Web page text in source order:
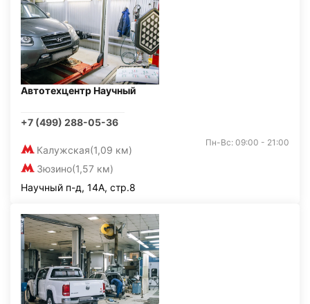
Автотехцентр Научный
+7 (499) 288-05-36
Калужская(1,09 км)
Зюзино(1,57 км)
Пн-Вс: 09:00 - 21:00
Научный п-д, 14А, стр.8